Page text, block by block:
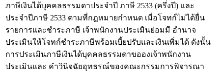
ภาษีเงินได้บุคคลธรรมดาประจำปี ภาษี 2533 (ครึ่งปี) และ
ประจำปีภาษี 2533 ตามที่กฎหมายกำหนด เมื่อโจทก์ไม่ได้ยื่น
รายการและชำระภาษี เจ้าพนักงานประเมินย่อมมี อำนาจ
ประเมินให้โจทก์ชำระภาษีพร้อมเบี้ยปรับและเงินเพิ่มได้ ดังนั้น
การประเมินภาษีเงินได้บุคคลธรรมดาขอองเจ้าพนักงาน
ประเมินและ คำวินิจฉัยอุทธรณ์ของคณะกรรมการพิจารณา